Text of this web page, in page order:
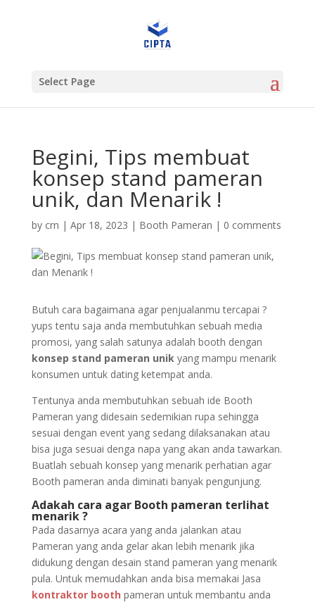
Select Page
Begini, Tips membuat
konsep stand pameran
unik, dan Menarik !
by crn | Apr 18, 2023 | Booth Pameran | 0 comments
Butuh cara bagaimana agar penjualanmu tercapai ?
yups tentu saja anda membutuhkan sebuah media
promosi, yang salah satunya adalah booth dengan
konsep stand pameran unik yang mampu menarik
konsumen untuk dating ketempat anda.
Tentunya anda membutuhkan sebuah ide Booth
Pameran yang didesain sedemikian rupa sehingga
sesuai dengan event yang sedang dilaksanakan atau
bisa juga sesuai denga napa yang akan anda tawarkan.
Buatlah sebuah konsep yang menarik perhatian agar
Booth pameran anda diminati banyak pengunjung.
Adakah cara agar Booth pameran terlihat
menarik ?
Pada dasarnya acara yang anda jalankan atau
Pameran yang anda gelar akan lebih menarik jika
didukung dengan desain stand pameran yang menarik
pula. Untuk memudahkan anda bisa memakai Jasa
kontraktor booth pameran untuk membantu anda